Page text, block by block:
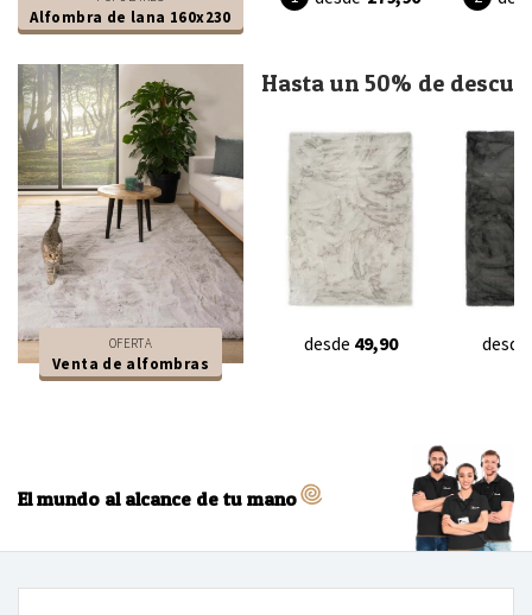
Alfombra de lana 160x230
OFERTA
Venta de alfombras
Hasta un 50% de
desde 49,90 desde
El mundo al alcance de tu mano